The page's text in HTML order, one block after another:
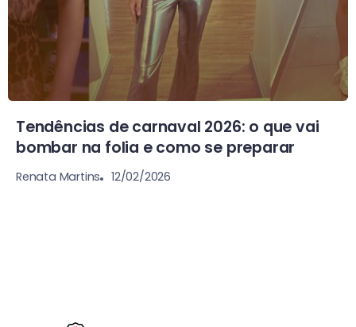
Tendências de carnaval 2026: o que vai
bombar na folia e como se preparar
Renata Martins 12/02/2026